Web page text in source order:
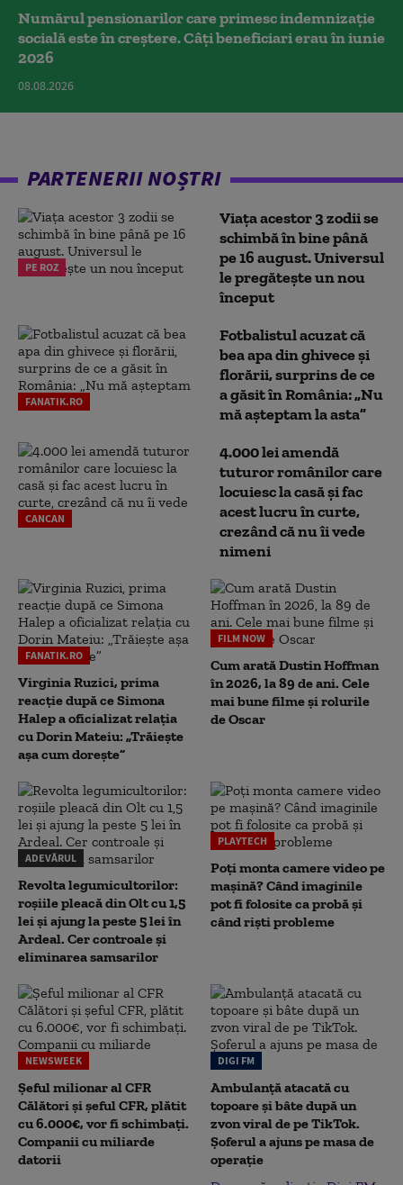
Numărul pensionarilor care primesc indemnizaţie
socială este în creștere. Câți beneficiari erau în iunie
2026
08.08.2026
PARTENERII NOȘTRI
PE ROZ
Viața acestor 3 zodii se
schimbă în bine până
pe 16 august. Universul
le pregătește un nou
început
FANATIK.RO
Fotbalistul acuzat că
bea apa din ghivece și
florării, surprins de ce
a găsit în România: „Nu
mă așteptam la asta”
CANCAN
4.000 lei amendă
tuturor românilor care
locuiesc la casă și fac
acest lucru în curte,
crezând că nu îi vede
nimeni
FANATIK.RO
Virginia Ruzici, prima
reacție după ce Simona
Halep a oficializat relația
cu Dorin Mateiu: „Trăiește
așa cum dorește”
FILM NOW
Cum arată Dustin Hoffman
în 2026, la 89 de ani. Cele
mai bune filme și rolurile
de Oscar
ADEVĂRUL
Revolta legumicultorilor:
roșiile pleacă din Olt cu 1,5
lei și ajung la peste 5 lei în
Ardeal. Cer controale și
eliminarea samsarilor
PLAYTECH
Poți monta camere video pe
mașină? Când imaginile
pot fi folosite ca probă și
când riști probleme
NEWSWEEK
Șeful milionar al CFR
Călători și șeful CFR, plătit
cu 6.000€, vor fi schimbați.
Companii cu miliarde
datorii
DIGI FM
Ambulanță atacată cu
topoare și bâte după un
zvon viral de pe TikTok.
Șoferul a ajuns pe masa de
operație